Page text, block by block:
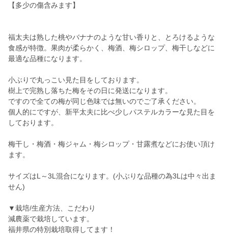
【多少の傷含みます】
福太夫は熟した桃やバナナのような甘い香りと、とろけるような
食感が特徴。果肉が柔らかく、梅酒、梅シロップ、梅干しなどに
最適な品種になります。
小ぶりで丸っこい見た目をしております。
樹上で完熟し落ちた梅をその日に発送になります。
ですので全ての梅が同じ色味では無いのでご了承ください。
個人的にですが、新平太夫に比べ少しパステルカラーな見た目を
しております。
梅干し・梅酒・梅ジャム・梅シロップ・甘露煮などにお使い頂け
ます。
サイズはL～3L混合になります。(小ぶりな品種の為3Lは中々出ま
せん)
▼栽培/生産方法、こだわり
減農薬で栽培しています。
福井県の特別栽培取得してます！